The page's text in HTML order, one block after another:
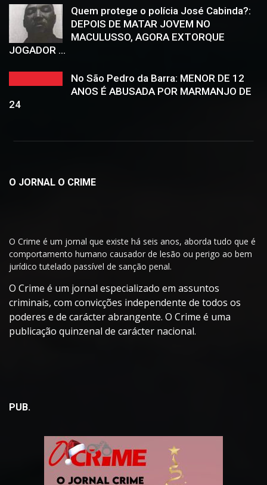
Quem protege o polícia José Cabinda?:
DEPOIS DE MATAR JOVEM NO
MACULUSSO, AGORA EXTORQUE
JOGADOR ...
No São Pedro da Barra: MENOR DE 12
ANOS É ABUSADA POR MARMANJO DE
24
O JORNAL O CRIME
O Crime é um jornal que existe há seis anos, aborda tudo que é
comportamento humano causador de lesão ou perigo ao bem
jurídico tutelado passível de sanção penal.
O Crime é um jornal especializado em assuntos
criminais, com convicções independente de todos os
poderes e de carácter abrangente. O Crime é uma
publicação quinzenal de carácter nacional.
PUB.